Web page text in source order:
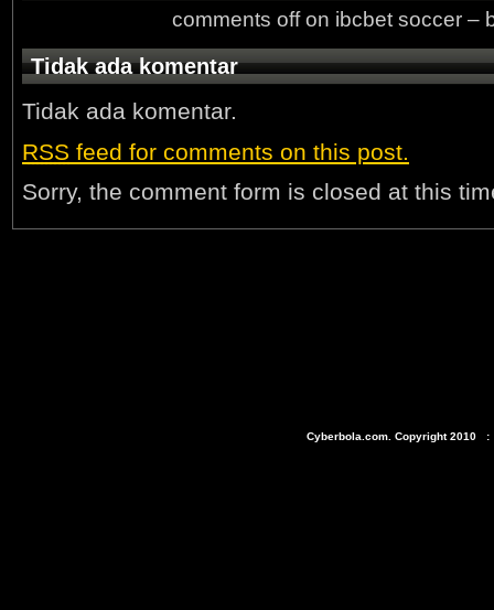
comments offon ibcbet soccer –
Tidak ada komentar
Tidak ada komentar.
RSS feed for comments on this post.
Sorry, the comment form is closed at this
Cyberbola.com. Copyright 2010